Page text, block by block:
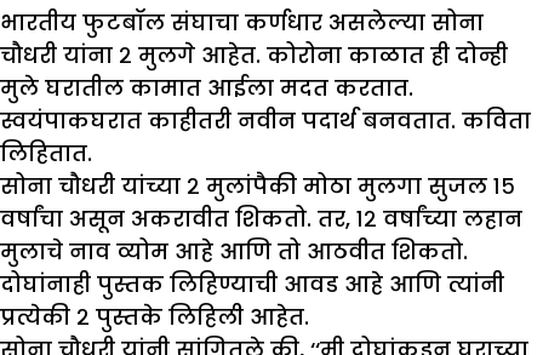
भारतीय फुटबॉल संघाचा कर्णधार असलेल्या सोना
चौधरी यांना २ मुलगे आहेत. कोरोना काळात ही दोन्ही
मुले घरातील कामात आईला मदत करतात.
स्वयंपाकघरात काहीतरी नवीन पदार्थ बनवतात. कविता
लिहितात.
सोना चौधरी यांच्या २ मुलांपैकी मोठा मुलगा सुजल १५
वर्षांचा असून अकरावीत शिकतो. तर, १२ वर्षांच्या लहान
मुलाचे नाव व्योम आहे आणि तो आठवीत शिकतो.
दोघांनाही पुस्तक लिहिण्याची आवड आहे आणि त्यांनी
प्रत्येकी २ पुस्तके लिहिली आहेत.